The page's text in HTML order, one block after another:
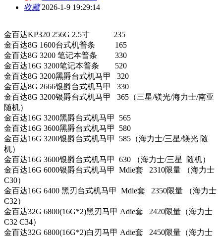
收藏2026-1-9 19:29:14
金百达KP320 256G 2.5寸 235
金百达8G 1600台式机普条 165
金百达8G 3200 笔记本普条 330
金百达16G 3200笔记本普条 520
金百达8G 3200黑爵台式机马甲 320
金百达8G 2666银爵台式机马甲 330
金百达8G 3200银爵台式机马甲 365（三星/镁光/海力士/南亚
随机）
金百达16G 3200黑爵台式机马甲 565
金百达16G 3600黑爵台式机马甲 580
金百达16G 3200银爵台式机马甲 585（海力士/三星/镁光 随
机）
金百达16G 3600银爵台式机马甲 630 （海力士/三星 随机）
金百达16G 6000银爵台式机马甲 Mdie套 2310限量 （海力士
C30）
金百达16G 6400 黑刃台式机马甲 Mdie套 2350限量 （海力士
C32）
金百达32G 6800(16G*2)黑刃马甲 Adie套 2420限量（海力士
C32 C34）
金百达32G 6800(16G*2)白刃马甲 Adie套 2450限量（海力士